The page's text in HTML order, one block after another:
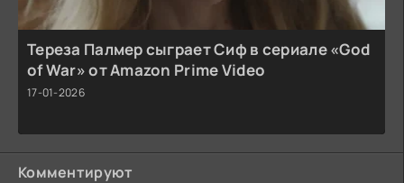
Тереза Палмер сыграет Сиф в сериале «God
of War» от Amazon Prime Video
17-01-2026
Комментируют